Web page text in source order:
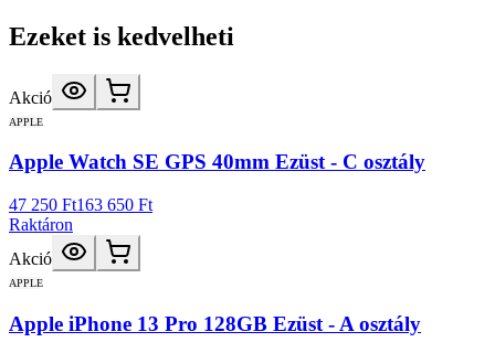
Ezeket is kedvelheti
Akció
APPLE
Apple Watch SE GPS 40mm Ezüst - C osztály
47 250 Ft163 650 Ft
Raktáron
Akció
APPLE
Apple iPhone 13 Pro 128GB Ezüst - A osztály